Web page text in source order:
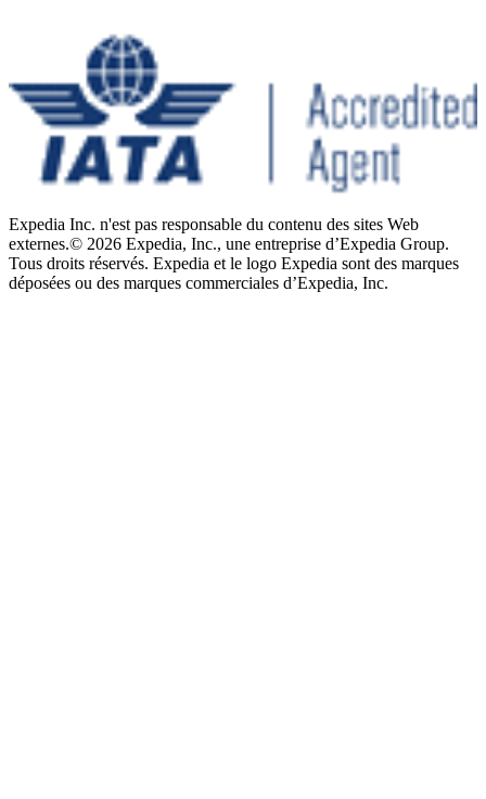
Expedia Inc. n'est pas responsable du contenu des sites Web
externes.© 2026 Expedia, Inc., une entreprise d’Expedia Group.
Tous droits réservés. Expedia et le logo Expedia sont des marques
déposées ou des marques commerciales d’Expedia, Inc.